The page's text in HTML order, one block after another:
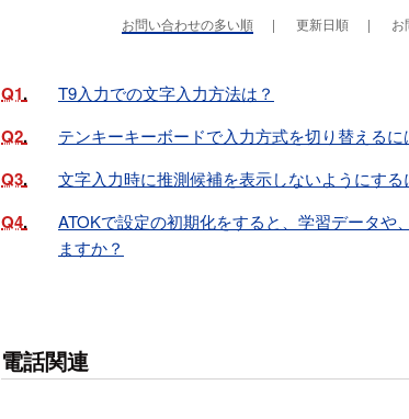
お問い合わせの多い順 更新日順 お
Q1 T9入力での文字入力方法は？
Q2 テンキーキーボードで入力方式を切り替えるに
Q3 文字入力時に推測候補を表示しないようにする
Q4
ATOKで設定の初期化をすると、学習データや
ますか？
電話関連